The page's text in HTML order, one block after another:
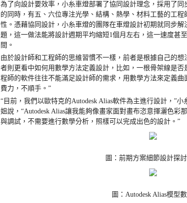
為了向設計要效率，小糸車燈部署了協同設計理念，採用了
的同時，有五、六位專注光學、結構、熱學、材料工藝的工
性。憑藉協同設計，小糸車燈的團隊在車燈設計初期就同步
題，這一做法能將設計週期平均縮短1個月左右，這一速度甚
間。
由於設計師和工程師的思維習慣不一樣，前者是根據自己的
者則更看中如何用數學方法定義設計，比如，一根骨架線是
程師的軟件往往不能滿足設計師的需求，用數學方法來定義
費力，不順手。 ”
“ 目前，我們以歐特克的Autodesk Alias軟件為主進行設計， ”小
姐說， “Autodesk Alias讓我能夠像畫家面對畫布恣意揮灑色彩
與調試，不需要進行數學分析，照樣可以完成出色的設計。 ”
圖：前期方案細節設計探
圖： Autodesk Alias模型